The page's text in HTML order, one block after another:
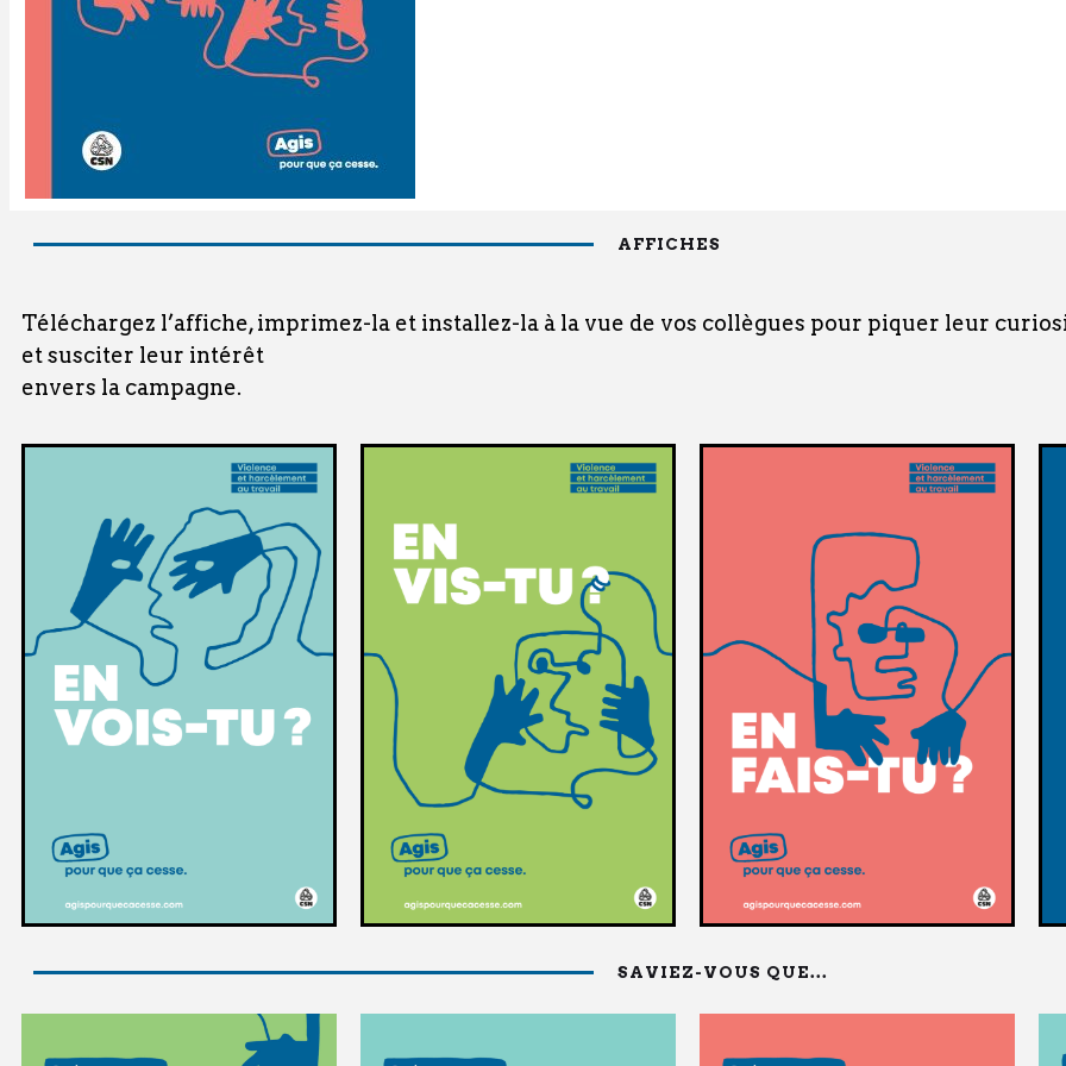
AFFICHES
Téléchargez l’affiche, imprimez-la et installez-la à la vue de vos collègues pour piquer leur
et susciter leur intérêt
envers la campagne.
SAVIEZ-VOUS QUE...